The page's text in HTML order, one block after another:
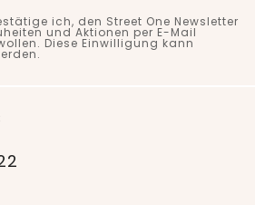
ich, den Street One Newsletter
und Aktionen per E-Mail
Diese Einwilligung kann